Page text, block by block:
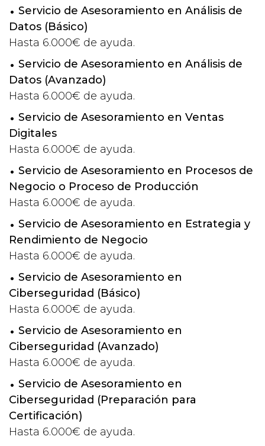
Servicio de Asesoramiento en Análisis de
Datos (Básico)
Hasta 6.000€ de ayuda.
Servicio de Asesoramiento en Análisis de
Datos (Avanzado)
Hasta 6.000€ de ayuda.
Servicio de Asesoramiento en Ventas
Digitales
Hasta 6.000€ de ayuda.
Servicio de Asesoramiento en Procesos de
Negocio o Proceso de Producción
Hasta 6.000€ de ayuda.
Servicio de Asesoramiento en Estrategia y
Rendimiento de Negocio
Hasta 6.000€ de ayuda.
Servicio de Asesoramiento en
Ciberseguridad (Básico)
Hasta 6.000€ de ayuda.
Servicio de Asesoramiento en
Ciberseguridad (Avanzado)
Hasta 6.000€ de ayuda.
Servicio de Asesoramiento en
Ciberseguridad (Preparación para
Certificación)
Hasta 6.000€ de ayuda.